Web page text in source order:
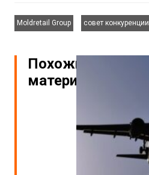
Moldretail Group
совет конкуренции
Похожие
материалы